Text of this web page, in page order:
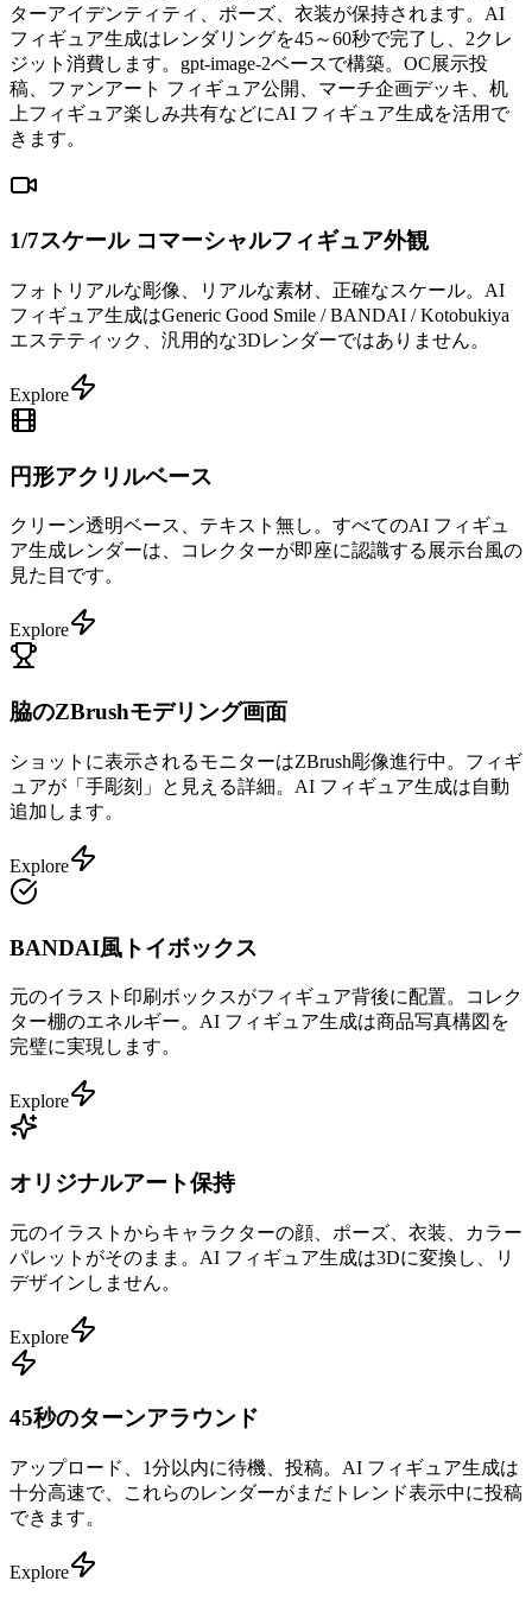
ターアイデンティティ、ポーズ、衣装が保持されます。AI
フィギュア生成はレンダリングを45～60秒で完了し、2クレ
ジット消費します。gpt-image-2ベースで構築。OC展示投
稿、ファンアート フィギュア公開、マーチ企画デッキ、机
上フィギュア楽しみ共有などにAI フィギュア生成を活用で
きます。
1/7スケール コマーシャルフィギュア外観
フォトリアルな彫像、リアルな素材、正確なスケール。AI
フィギュア生成はGeneric Good Smile / BANDAI / Kotobukiya
エステティック、汎用的な3Dレンダーではありません。
Explore
円形アクリルベース
クリーン透明ベース、テキスト無し。すべてのAI フィギュ
ア生成レンダーは、コレクターが即座に認識する展示台風の
見た目です。
Explore
脇のZBrushモデリング画面
ショットに表示されるモニターはZBrush彫像進行中。フィギ
ュアが「手彫刻」と見える詳細。AI フィギュア生成は自動
追加します。
Explore
BANDAI風トイボックス
元のイラスト印刷ボックスがフィギュア背後に配置。コレク
ター棚のエネルギー。AI フィギュア生成は商品写真構図を
完璧に実現します。
Explore
オリジナルアート保持
元のイラストからキャラクターの顔、ポーズ、衣装、カラー
パレットがそのまま。AI フィギュア生成は3Dに変換し、リ
デザインしません。
Explore
45秒のターンアラウンド
アップロード、1分以内に待機、投稿。AI フィギュア生成は
十分高速で、これらのレンダーがまだトレンド表示中に投稿
できます。
Explore